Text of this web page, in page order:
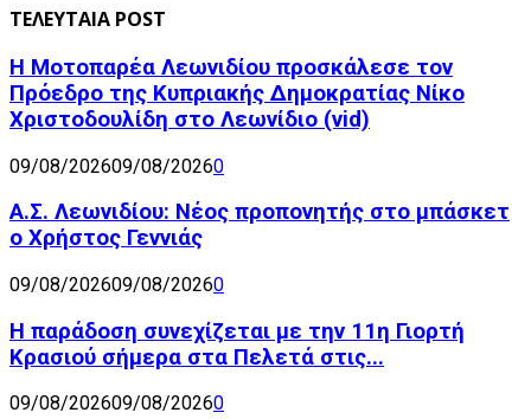
ΤΕΛΕΥΤΑΙΑ POST
Η Μοτοπαρέα Λεωνιδίου προσκάλεσε τον
Πρόεδρο της Κυπριακής Δημοκρατίας Νίκο
Χριστοδουλίδη στο Λεωνίδιο (vid)
09/08/202609/08/20260
Α.Σ. Λεωνιδίου: Νέος προπονητής στο μπάσκετ
ο Χρήστος Γεννιάς
09/08/202609/08/20260
Η παράδοση συνεχίζεται με την 11η Γιορτή
Κρασιού σήμερα στα Πελετά στις...
09/08/202609/08/20260